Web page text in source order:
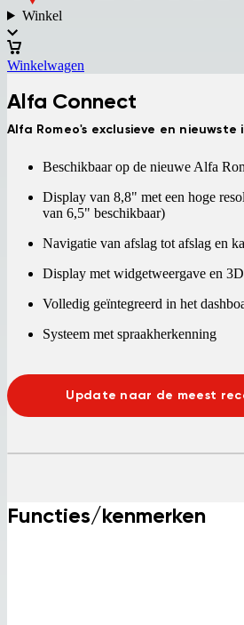
Winkel
Winkelwagen
Alfa Connect
Alfa Romeo's exclusieve en
Beschikbaar op de nieuwe Alfa
Display van 8,8" met een hoge
van 6,5" beschikbaar)
Navigatie van afslag tot afslag en
Display met widgetweergave en
Volledig geïntegreerd in het
Systeem met spraakherkenning
Update naar de meest
Functies/kenmerken